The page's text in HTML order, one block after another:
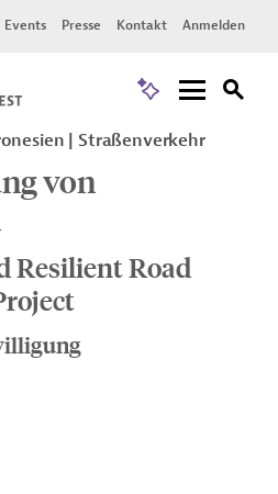
Events Presse Kontakt Anmelden
Straßenverkehr
von
Resilient Road